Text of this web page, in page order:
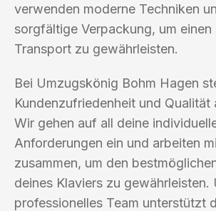
verwenden moderne Techniken
sorgfältige Verpackung, um einen
Transport zu gewährleisten.
Bei Umzugskönig Bohm Hagen
Kundenzufriedenheit und Qualität
Wir gehen auf all deine
Anforderungen ein und arbeiten
zusammen, um den
deines Klaviers zu gewährleisten.
professionelles Team unterstützt